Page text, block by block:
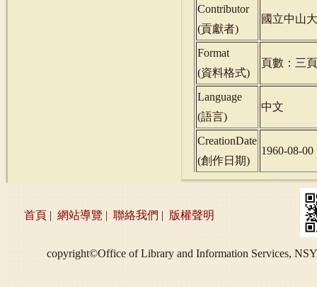
Contributor
(貢獻者)
國立中山
Format
(資料格式)
頁數：三頁
Language
(語言)
中文
CreationDate
(創作日期)
1960-08-00
首頁 | 網站導覽 | 聯絡我們 | 版權聲明
copyright©Office of Library and Information Services,